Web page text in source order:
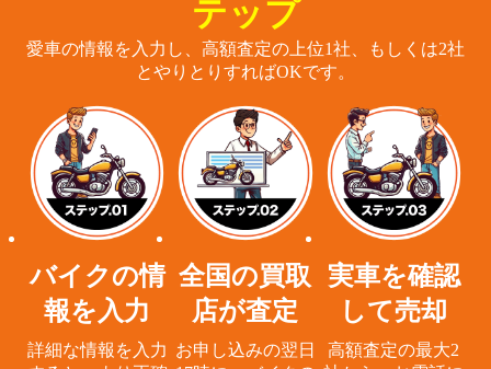
テップ
愛車の情報を入力し、高額査定の上位1社、もしくは2社
とやりとりすればOKです。
バイクの情
報を入力
詳細な情報を入力
全国の買取
店が査定
お申し込みの翌日
実車を確認
して売却
高額査定の最大2